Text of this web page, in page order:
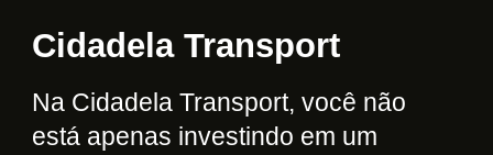
Cidadela Transport
Na Cidadela Transport, você não
está apenas investindo em um